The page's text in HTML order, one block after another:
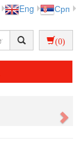
Eng Срп
(0)